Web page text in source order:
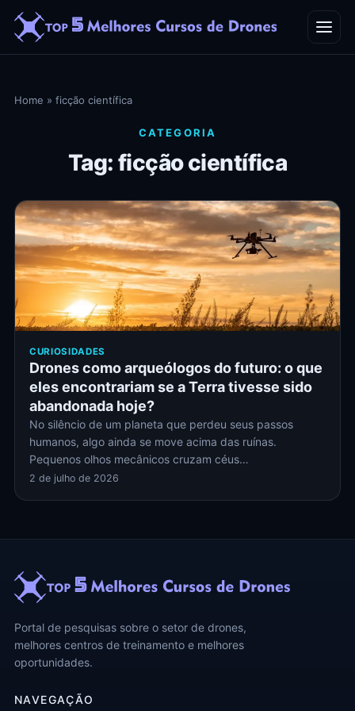
Home » ficção científica
CATEGORIA
Tag: ficção científica
CURIOSIDADES
Drones como arqueólogos do futuro: o que
eles encontrariam se a Terra tivesse sido
abandonada hoje?
No silêncio de um planeta que perdeu seus passos
humanos, algo ainda se move acima das ruínas.
Pequenos olhos mecânicos cruzam céus…
2 de julho de 2026
Portal de pesquisas sobre o setor de drones,
melhores centros de treinamento e melhores
oportunidades.
NAVEGAÇÃO